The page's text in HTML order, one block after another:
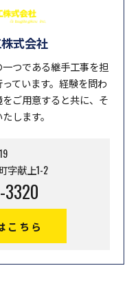
式会社
つである継手工事を担
ています。経験を問わ
ご用意すると共に、そ
します。
字献上1-2
3320
こちら